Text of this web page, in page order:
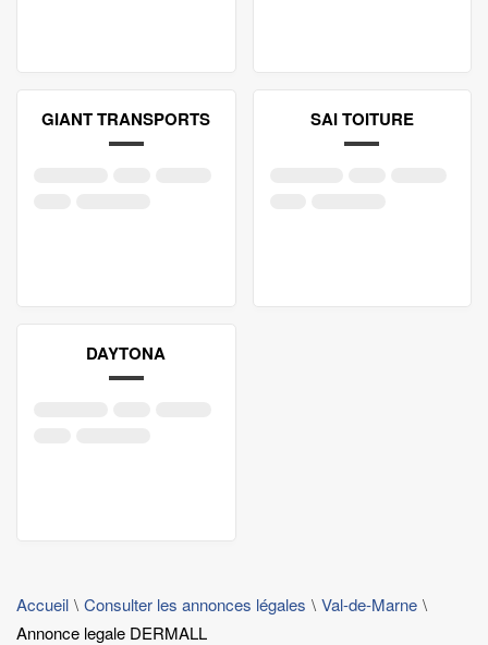
GIANT TRANSPORTS SAI TOITURE
DAYTONA
Accueil Consulter les annonces légales
Val-de-Marne
Annonce legale DERMALL